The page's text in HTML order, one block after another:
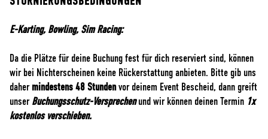
E-Karting, Bowling, Sim Racing:
Da die Plätze für deine Buchung fest für dich reserviert sind, können
wir bei Nichterscheinen keine Rückerstattung anbieten. Bitte gib uns
daher mindestens 48 Stundenvor deinem Event Bescheid, dann greift
unser Buchungsschutz-Versprechenund wir können deinen Termin 1x
kostenlos verschieben.